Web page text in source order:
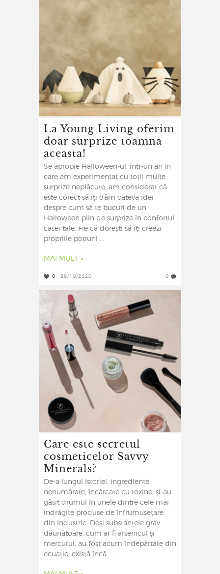
La Young Living oferim
doar surprize toamna
aceasta!
Se apropie Halloween-ul, într-un an în
care am experimentat cu toții multe
surprize neplăcute, am considerat că
este corect să îți dăm câteva idei
despre cum să te bucuri de un
Halloween plin de surprize în confortul
casei tale. Fie că dorești să îți creezi
propriile poțiuni ...
MAI MULT »
0 28/10/2020 0
Care este secretul
cosmeticelor Savvy
Minerals?
De-a lungul istoriei, ingrediente
nenumărate, încărcate cu toxine, și-au
găsit drumul în unele dintre cele mai
îndrăgite produse de înfrumusețare
din industrie. Deși substanțele grav
dăunătoare, cum ar fi arsenicul și
mercurul, au fost acum îndepărtate din
ecuație, există încă ...